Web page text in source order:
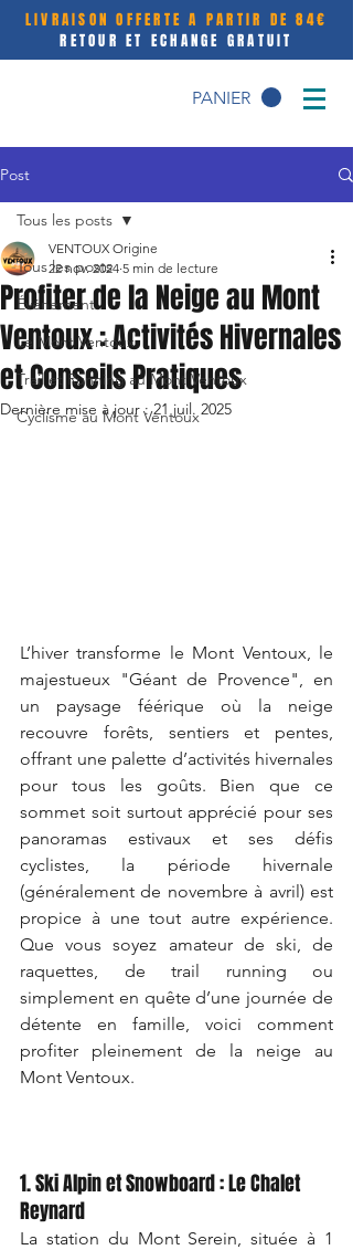
LIVRAISON OFFERTE A PARTIR DE 84€
RETOUR ET ECHANGE GRATUIT
PANIER
Post
Tous les posts
Événement
Le Mont Ventoux
Trail et Running au Mont Ventoux
Cyclisme au Mont Ventoux
Tous les posts
Profiter de la Neige au Mont
Ventoux : Activités Hivernales
et Conseils Pratiques
VENTOUX Origine
22 nov. 2024 5 min de lecture
Dernière mise à jour :21 juil. 2025
L’hiver transforme le Mont Ventoux, le
majestueux "Géant de Provence", en
un paysage féérique où la neige
recouvre forêts, sentiers et pentes,
offrant une palette d’activités hivernales
pour tous les goûts. Bien que ce
sommet soit surtout apprécié pour ses
panoramas estivaux et ses défis
cyclistes, la période hivernale
(généralement de novembre à avril) est
propice à une tout autre expérience.
Que vous soyez amateur de ski, de
raquettes, de trail running ou
simplement en quête d’une journée de
détente en famille, voici comment
profiter pleinement de la neige au
Mont Ventoux.
1. Ski Alpin et Snowboard : Le Chalet
Reynard
La station du Mont Serein, située à 1